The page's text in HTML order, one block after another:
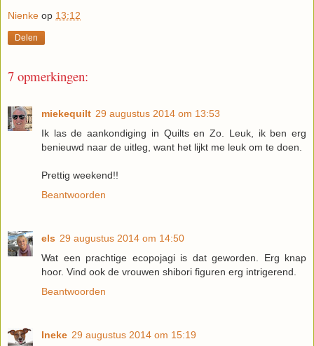
Nienke op 13:12
Delen
7 opmerkingen:
miekequilt 29 augustus 2014 om 13:53
Ik las de aankondiging in Quilts en Zo. Leuk, ik ben erg
benieuwd naar de uitleg, want het lijkt me leuk om te doen.
Prettig weekend!!
Beantwoorden
els 29 augustus 2014 om 14:50
Wat een prachtige ecopojagi is dat geworden. Erg knap
hoor. Vind ook de vrouwen shibori figuren erg intrigerend.
Beantwoorden
Ineke 29 augustus 2014 om 15:19